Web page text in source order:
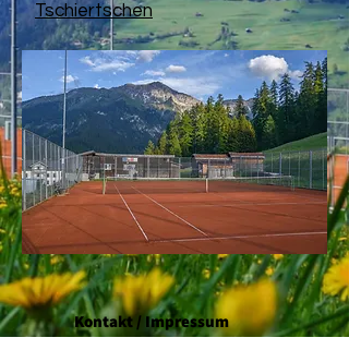
Tschiertschen
Kontakt / Impressum